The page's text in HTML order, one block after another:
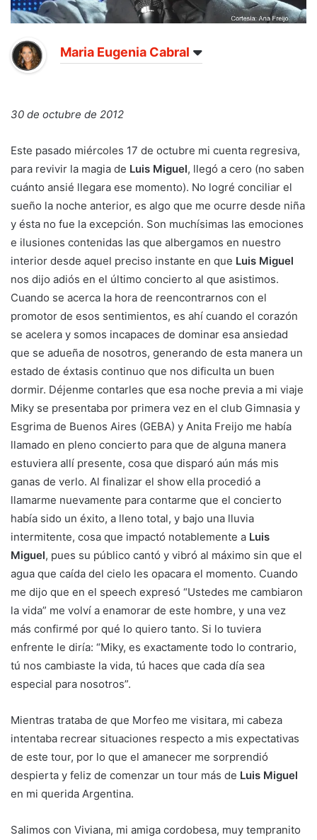
Maria Eugenia Cabral
30 de octubre de 2012
Este pasado miércoles 17 de octubre mi cuenta regresiva,
para revivir la magia de Luis Miguel, llegó a cero (no saben
cuánto ansié llegara ese momento). No logré conciliar el
sueño la noche anterior, es algo que me ocurre desde niña
y ésta no fue la excepción. Son muchísimas las emociones
e ilusiones contenidas las que albergamos en nuestro
interior desde aquel preciso instante en que Luis Miguel
nos dijo adiós en el último concierto al que asistimos.
Cuando se acerca la hora de reencontrarnos con el
promotor de esos sentimientos, es ahí cuando el corazón
se acelera y somos incapaces de dominar esa ansiedad
que se adueña de nosotros, generando de esta manera un
estado de éxtasis continuo que nos dificulta un buen
dormir. Déjenme contarles que esa noche previa a mi viaje
Miky se presentaba por primera vez en el club Gimnasia y
Esgrima de Buenos Aires (GEBA) y Anita Freijo me había
llamado en pleno concierto para que de alguna manera
estuviera allí presente, cosa que disparó aún más mis
ganas de verlo. Al finalizar el show ella procedió a
llamarme nuevamente para contarme que el concierto
había sido un éxito, a lleno total, y bajo una lluvia
intermitente, cosa que impactó notablemente a Luis
Miguel, pues su público cantó y vibró al máximo sin que el
agua que caída del cielo les opacara el momento. Cuando
me dijo que en el speech expresó “Ustedes me cambiaron
la vida” me volví a enamorar de este hombre, y una vez
más confirmé por qué lo quiero tanto. Si lo tuviera
enfrente le diría: “Miky, es exactamente todo lo contrario,
tú nos cambiaste la vida, tú haces que cada día sea
especial para nosotros”.
Mientras trataba de que Morfeo me visitara, mi cabeza
intentaba recrear situaciones respecto a mis expectativas
de este tour, por lo que el amanecer me sorprendió
despierta y feliz de comenzar un tour más de Luis Miguel
en mi querida Argentina.
Salimos con Viviana, mi amiga cordobesa, muy tempranito